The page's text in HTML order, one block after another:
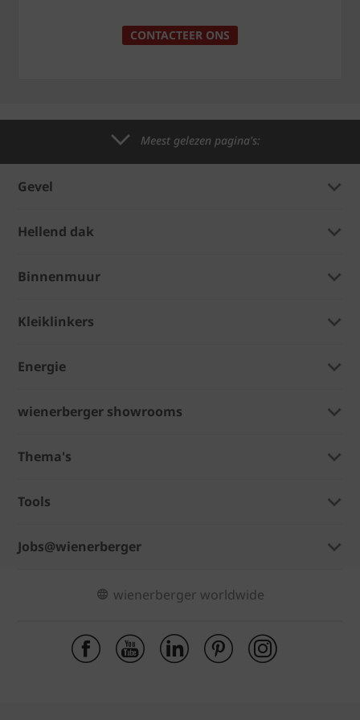
CONTACTEER ONS
Meest gelezen pagina's:
Gevel
Hellend dak
Binnenmuur
Kleiklinkers
Energie
wienerberger showrooms
Thema's
Tools
Jobs@wienerberger
wienerberger worldwide